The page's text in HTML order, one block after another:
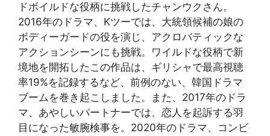
ドボイルドな役柄に挑戦したチャンウクさん。
2016年のドラマ、Kツーでは、大統領候補の娘の
ボディーガードの役を演じ、アクロバティックな
アクションシーンにも挑戦。ワイルドな役柄で新
境地を開拓したこの作品は、ギリシャで最高視聴
率19%を記録するなど、前例のない、韓国ドラマ
ブームを巻き起こしました。また、2017年のドラ
マ、あやしいパートナーでは、恋人を起訴する羽
目になった敏腕検事を。2020年のドラマ、コンビ